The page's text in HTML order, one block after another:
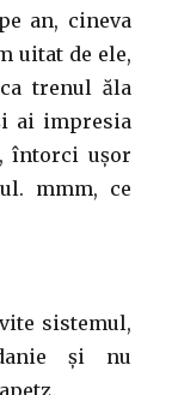
an, cineva
uitat de ele,
trenul ăla
ai impresia
întorci ușor
mmm, ce
sistemul,
și nu